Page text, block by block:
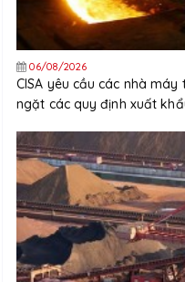
06/08/2026
CISA yêu cầu các nhà
ngặt các quy định xuất